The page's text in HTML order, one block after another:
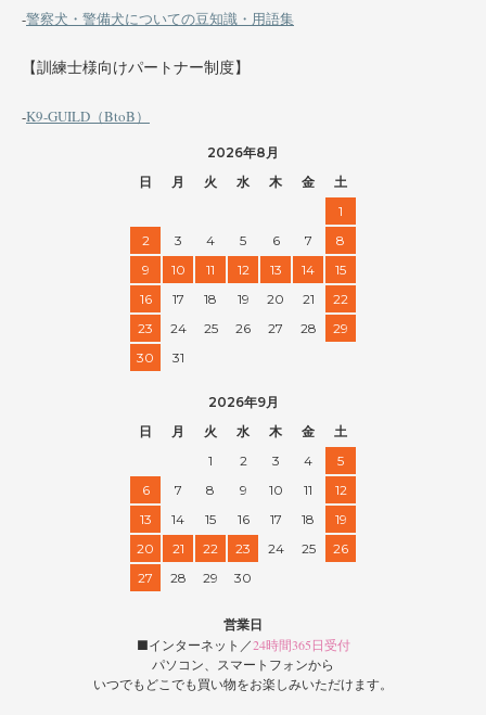
-警察犬・警備犬についての豆知識・用語集
【訓練士様向けパートナー制度】
-K9-GUILD（BtoB）
2026年8月
日
月 火 水 木 金
土
1
2
3 4 5 6 7
8
9
10 11 12 13 14
15
16
17 18 19 20 21
22
23
24 25 26 27 28
29
30
31
2026年9月
日
月 火 水 木 金
土
1
2 3 4
5
6
7 8 9 10 11
12
13
14 15 16 17 18
19
20
21 22 23 24 25
26
27
28 29 30
営業日
■インターネット／24時間365日受付
パソコン、スマートフォンから
いつでもどこでも買い物をお楽しみいただけます。